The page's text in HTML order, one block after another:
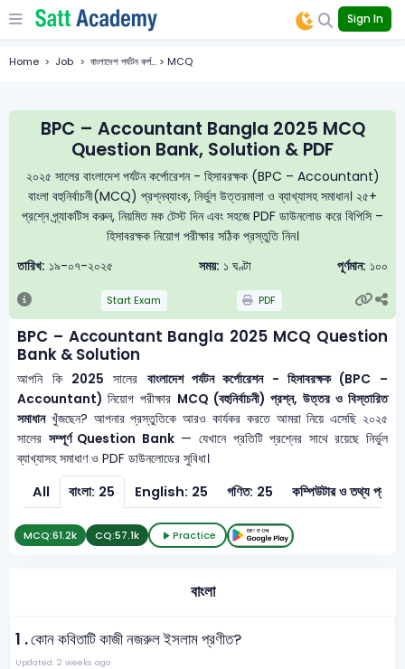
Sign In
Home Job বাংলাদেশ পর্যটন কর্প... > MCQ
BPC – Accountant Bangla 2025 MCQ
Question Bank, Solution & PDF
২০২৫ সালের বাংলাদেশ পর্যটন কর্পোরেশন - হিসাবরক্ষক (BPC – Accountant)
বাংলা বহুনির্বাচনী(MCQ) প্রশ্নব্যাংক, নির্ভুল উত্তরমালা ও ব্যাখ্যাসহ সমাধান। ২৫+
প্রশ্নে প্র্যাকটিস করুন, নিয়মিত মক টেস্ট দিন এবং সহজে PDF ডাউনলোড করে বিপিসি –
হিসাবরক্ষক নিয়োগ পরীক্ষার সঠিক প্রস্তুতি নিন।
তারিখ: ১৯-০৭-২০২৫ সময়: ১ ঘণ্টা পূর্ণমান: ১০০
Start Exam PDF
BPC – Accountant Bangla 2025 MCQ Question
Bank & Solution
আপনি কি 2025 সালের বাংলাদেশ পর্যটন কর্পোরেশন - হিসাবরক্ষক (BPC –
Accountant)নিয়োগ পরীক্ষার MCQ (বহুনির্বাচনী) প্রশ্ন, উত্তর ও বিস্তারিত
সমাধানখুঁজছেন? আপনার প্রস্তুতিকে আরও কার্যকর করতে আমরা নিয়ে এসেছি ২০২৫
সালের সম্পূর্ণ Question Bank— যেখানে প্রতিটি প্রশ্নের সাথে রয়েছে নির্ভুল
ব্যাখ্যাসহ সমাধাণ ও PDF ডাউনলোডের সুবিধা।
All বাংলা: 25 English: 25 গণিত: 25 কম্পিউটার
MCQ:61.2k CQ:57.1k Practice
বাংলা
1 .কোন কবিতাটি কাজী নজরুল ইসলাম প্রণীত?
Updated: 2 weeks ago